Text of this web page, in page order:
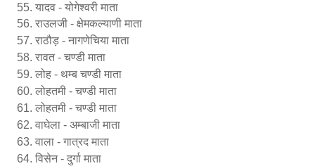
यादव - योगेश्वरी माता
राउलजी - क्षेमकल्याणी माता
राठौड़ - नागणेचिया माता
रावत - चण्डी माता
लोह - थम्ब चण्डी माता
लोहतमी - चण्डी माता
लोहतमी - चण्डी माता
वाघेला - अम्बाजी माता
वाला - गात्रद माता
विसेन - दुर्गा माता